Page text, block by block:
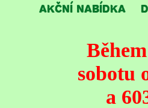
AKČNÍ NABÍDKA
sobotu
a